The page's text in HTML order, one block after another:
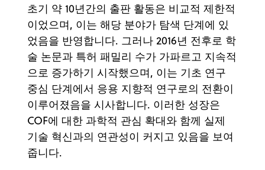
초기 약 10년간의 출판 활동은 비교적 제한적
이었으며, 이는 해당 분야가 탐색 단계에 있
었음을 반영합니다. 그러나 2016년 전후로 학
술 논문과 특허 패밀리 수가 가파르고 지속적
으로 증가하기 시작했으며, 이는 기초 연구
중심 단계에서 응용 지향적 연구로의 전환이
이루어졌음을 시사합니다. 이러한 성장은
COF에 대한 과학적 관심 확대와 함께 실제
기술 혁신과의 연관성이 커지고 있음을 보여
줍니다.